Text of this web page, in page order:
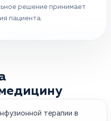
решение принимает
пациента.
терапии в